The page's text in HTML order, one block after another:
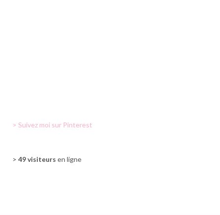
> Suivez moi sur Pinterest
> 49 visiteurs en ligne